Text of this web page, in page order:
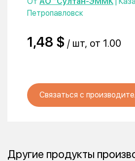
Петропавловск
1,48 $ / шт, от 1.00
Связаться с
Другие продукты